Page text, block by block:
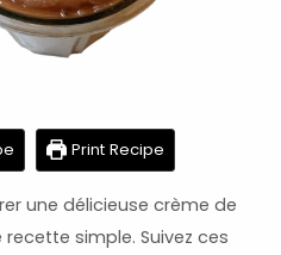
Print Recipe
une délicieuse crème de
simple. Suivez ces
minutes